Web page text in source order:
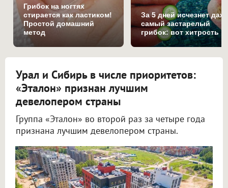
Грибок на ногтях
стирается как ластиком!
Простой домашний
метод
За 5 дней исчезнет
самый застарелый
грибок: вот хитрость
Урал и Сибирь в числе приоритетов:
«Эталон» признан лучшим
девелопером страны
Группа «Эталон» во второй раз за четыре года
признана лучшим девелопером страны.